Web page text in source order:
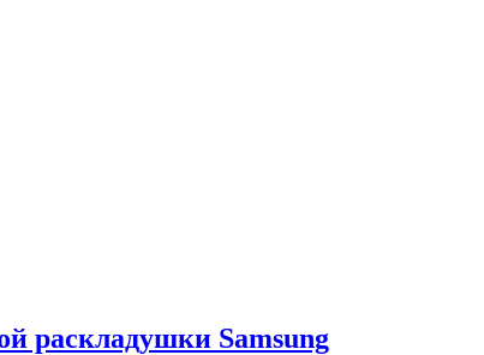
раскладушки Samsung